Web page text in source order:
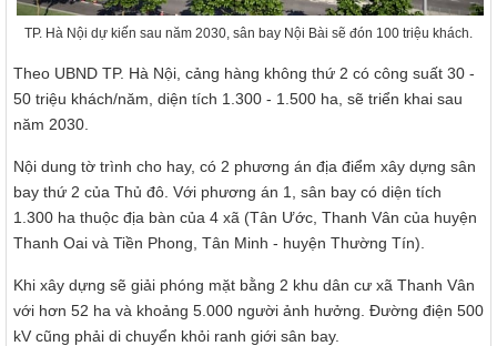
TP. Hà Nội dự kiến sau năm 2030, sân bay Nội Bài sẽ đón 100 triệu khách.
Theo UBND TP. Hà Nội, cảng hàng không thứ 2 có công suất 30 -
50 triệu khách/năm, diện tích 1.300 - 1.500 ha, sẽ triển khai sau
năm 2030.
Nội dung tờ trình cho hay, có 2 phương án địa điểm xây dựng sân
bay thứ 2 của Thủ đô. Với phương án 1, sân bay có diện tích
1.300 ha thuộc địa bàn của 4 xã (Tân Ước, Thanh Vân của huyện
Thanh Oai và Tiền Phong, Tân Minh - huyện Thường Tín).
Khi xây dựng sẽ giải phóng mặt bằng 2 khu dân cư xã Thanh Vân
với hơn 52 ha và khoảng 5.000 người ảnh hưởng. Đường điện 500
kV cũng phải di chuyển khỏi ranh giới sân bay.